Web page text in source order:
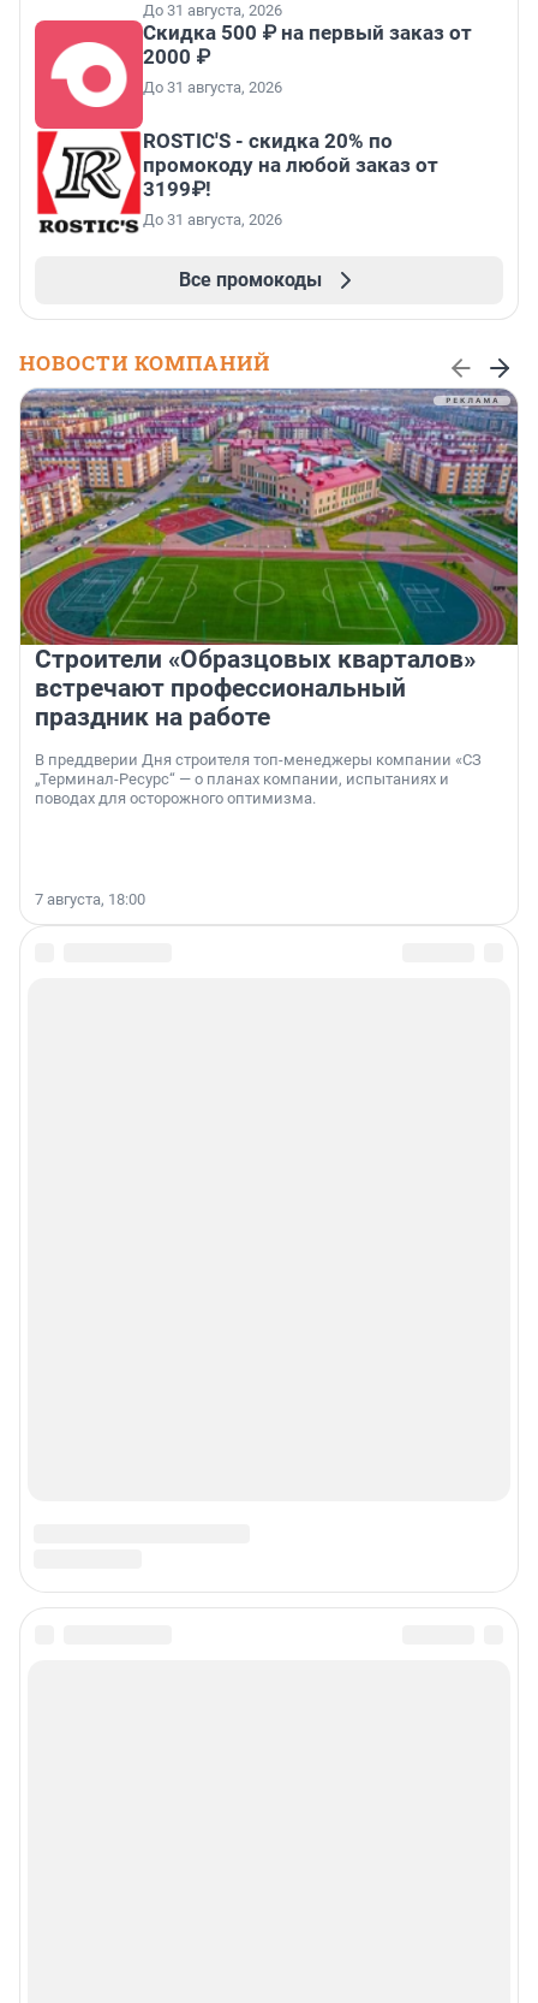
До 31 августа, 2026
Скидка 500 ₽ на первый заказ от
2000 ₽
До 31 августа, 2026
ROSTIC'S - скидка 20% по
промокоду на любой заказ от
3199₽!
До 31 августа, 2026
Все промокоды
НОВОСТИ КОМПАНИЙ
Строители «Образцовых кварталов»
встречают профессиональный
праздник на работе
В преддверии Дня строителя топ-менеджеры компании «СЗ
„Терминал-Ресурс“ — о планах компании, испытаниях и
поводах для осторожного оптимизма.
7 августа, 18:00